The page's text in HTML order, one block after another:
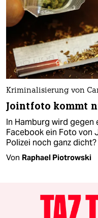
Kriminalisierung von
Jointfoto kommt
In Hamburg wird
Facebook ein Foto von
Polizei noch ganz dicht?
Von Raphael Piotrowski